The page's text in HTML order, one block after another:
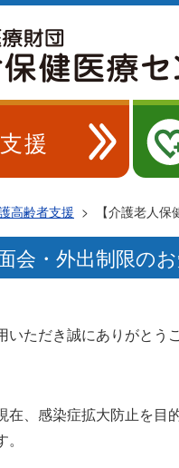
援
高齢者支援 > 【介護老人
会・外出制限の
ただき誠にありがとう
在、感染症拡大防止を